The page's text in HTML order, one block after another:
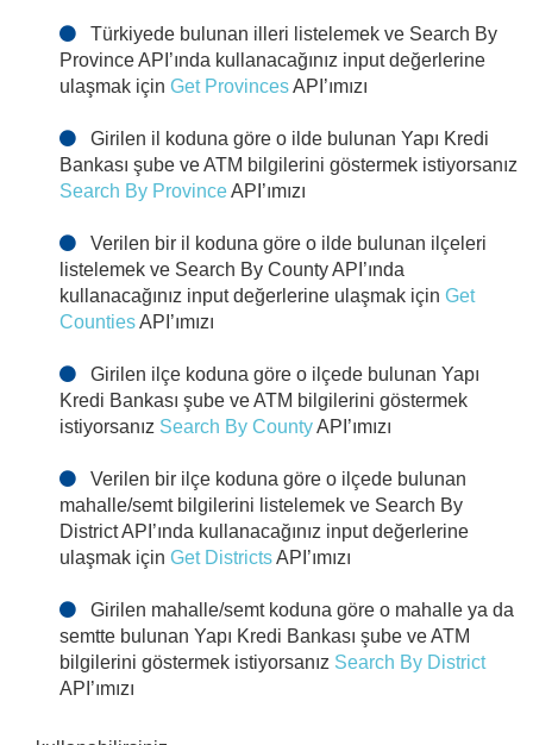
EXCHANGE RATE
MUTUAL FUNDS
PAYMENTS
LOANS
NEAREST BRANCH & ATM
Search By Text
Get Provinces
Search By Province
Search By County
Get Districts
Search By District
Türkiyede bulunan illeri listelemek ve Search By
Province API’ında kullanacağınız input değerlerine
ulaşmak için Get ProvincesAPI’ımızı
Girilen il koduna göre o ilde bulunan Yapı Kredi
Bankası şube ve ATM bilgilerini göstermek istiyorsanız
Search By ProvinceAPI’ımızı
Verilen bir il koduna göre o ilde bulunan ilçeleri
listelemek ve Search By County API’ında
kullanacağınız input değerlerine ulaşmak için Get
CountiesAPI’ımızı
Girilen ilçe koduna göre o ilçede bulunan Yapı
Kredi Bankası şube ve ATM bilgilerini göstermek
istiyorsanız Search By CountyAPI’ımızı
Verilen bir ilçe koduna göre o ilçede bulunan
mahalle/semt bilgilerini listelemek ve Search By
District API’ında kullanacağınız input değerlerine
ulaşmak için Get DistrictsAPI’ımızı
Girilen mahalle/semt koduna göre o mahalle ya da
semtte bulunan Yapı Kredi Bankası şube ve ATM
bilgilerini göstermek istiyorsanız Search By District
API’ımızı